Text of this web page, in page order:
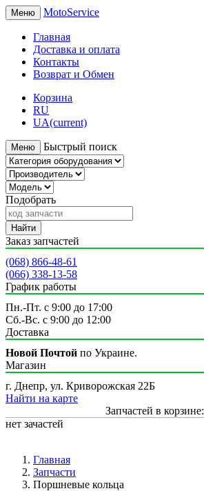
Меню MotoService
Главная
Доставка и оплата
Контакты
Возврат и Обмен
Корзина
RU
UA(current)
Меню Быстрый поиск
Подобрать
Найти
Заказ запчастей
(068) 866-48-61
(066) 338-13-58
График работы
Пн.-Пт. с 9:00 до 17:00
Сб.-Вс. с 9:00 до 12:00
Доставка
Новой Почтой по Украине.
Магазин
г. Днепр, ул. Криворожская 22Б
Найти на карте
Запчастей в корзине:
нет зачастей
Главная
Запчасти
Поршневые кольца